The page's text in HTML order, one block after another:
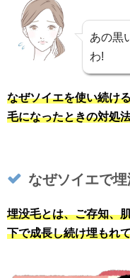
あの黒
わ!
なぜソイエを使い続け
毛になったときの対処
なぜソイエで
埋没毛とは、ご存知、
下で成長し続け埋もれ